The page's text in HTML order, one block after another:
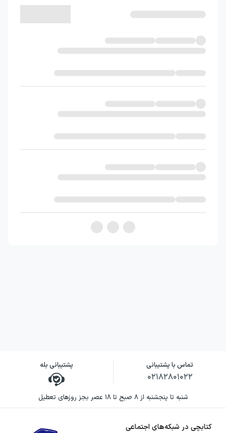
تماس با پشتیبانی
۰۲۱۸۲۸۰۱۰۲۲
پشتیبانی بله
شنبه تا پنجشنبه از ۸ صبح تا ۱۸ عصر بجز روزهای تعطیل
کتابچی در شبکه‌های اجتماعی